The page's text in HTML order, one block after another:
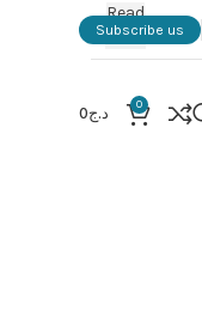
Subscribe us
0 د.ج0
Read
more